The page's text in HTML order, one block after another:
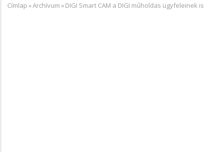
Morzsa
Címlap »Archívum »DIGI Smart CAM a DIGI műholdas ügyfeleinek is